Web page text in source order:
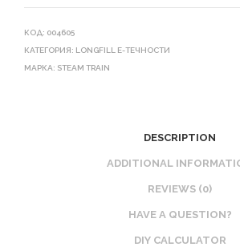
КОД: 004605
КАТЕГОРИЯ: LONGFILL E-ТЕЧНОСТИ
МАРКА: STEAM TRAIN
DESCRIPTION
ADDITIONAL
REVIEWS (0)
HAVE A QUESTION?
DIY CALCULATOR